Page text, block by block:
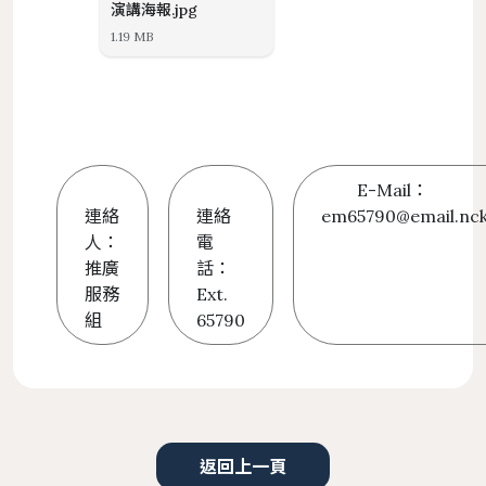
演講海報.jpg
1.19 MB
連絡
人：
推廣
服務
組
連絡
電
話：
Ext.
65790
E-Mail：
返回上一頁